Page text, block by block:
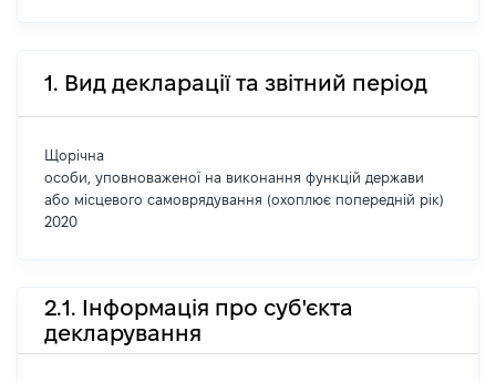
1. Вид декларації та звітний період
Щорічна
особи, уповноваженої на виконання функцій держави
або місцевого самоврядування (охоплює попередній рік)
2020
2.1. Інформація про суб'єкта
декларування